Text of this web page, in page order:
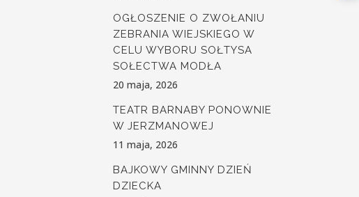
OGŁOSZENIE O ZWOŁANIU
ZEBRANIA WIEJSKIEGO W
CELU WYBORU SOŁTYSA
SOŁECTWA MODŁA
20 maja, 2026
TEATR BARNABY PONOWNIE
W JERZMANOWEJ
11 maja, 2026
BAJKOWY GMINNY DZIEŃ
DZIECKA